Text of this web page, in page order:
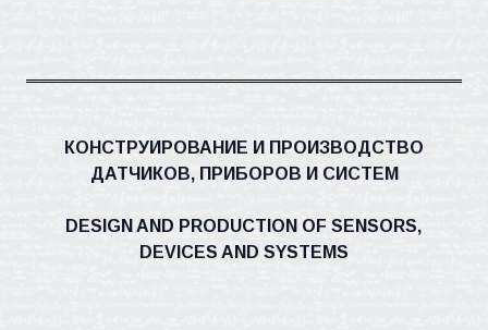
КОНСТРУИРОВАНИЕ И ПРОИЗВОДСТВО
ДАТЧИКОВ, ПРИБОРОВ И СИСТЕМ
DESIGN AND PRODUCTION OF SENSORS,
DEVICES AND SYSTEMS